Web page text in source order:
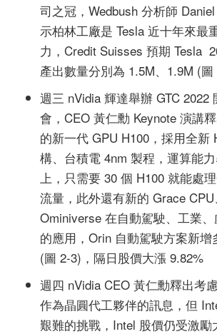
司之冠，Wedbush 分析師
示柏林工廠是 Tesla 近十年來最
力，Credit Suisses 預期 Tesla
產出數量分別為 1.5M、1.9M (圖
週三 nVidia 輝達舉辦 GTC 2022
會，CEO 黃仁勳 Keynote 演講
的新一代 GPU H100，採用全新
構、台積電 4nm 製程，運算能
上，只需要 30 個 H100 就能處
流量，此外還有新的 Grace CPU、
Ominiverse 在自動駕駛、工業
的應用，Orin 自動駕駛方案新增
(圖 2-3)，隔日股價大漲 9.82%
週四 nVidia CEO 黃仁勳釋出考
作為晶圓代工夥伴的訊息，但
艱難的挑戰，Intel 股價仍受激勵